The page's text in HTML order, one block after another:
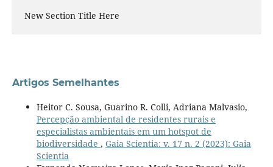
New Section Title Here
Artigos Semelhantes
Heitor C. Sousa, Guarino R. Colli, Adriana Malvasio,
Percepção ambiental de residentes rurais e
especialistas ambientais em um hotspot de
biodiversidade , Gaia Scientia: v. 17 n. 2 (2023): Gaia
Scientia